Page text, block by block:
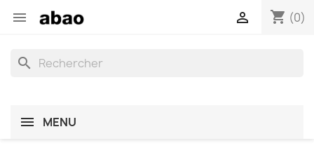
 shopping_cart (0)

search
MENU